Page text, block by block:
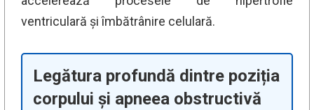
ventriculară și îmbătrânire celulară.
Legătura profundă dintre poziția
corpului și apneea obstructivă